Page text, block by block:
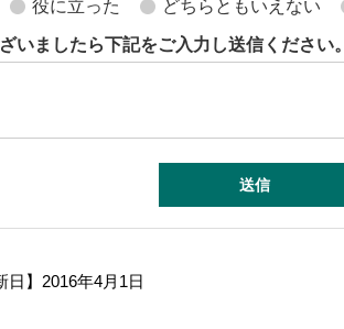
役に立った どちらともいえない
いましたら下記をご入力し送信ください。
日】 2016年4月1日